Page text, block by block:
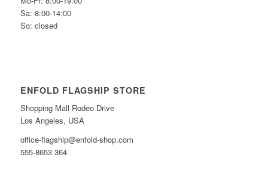
Sa: 8:00-14:00
So: closed
ENFOLD FLAGSHIP STORE
Shopping Mall Rodeo Drive
Los Angeles, USA
office-flagship@enfold-shop.com
555-8653 364